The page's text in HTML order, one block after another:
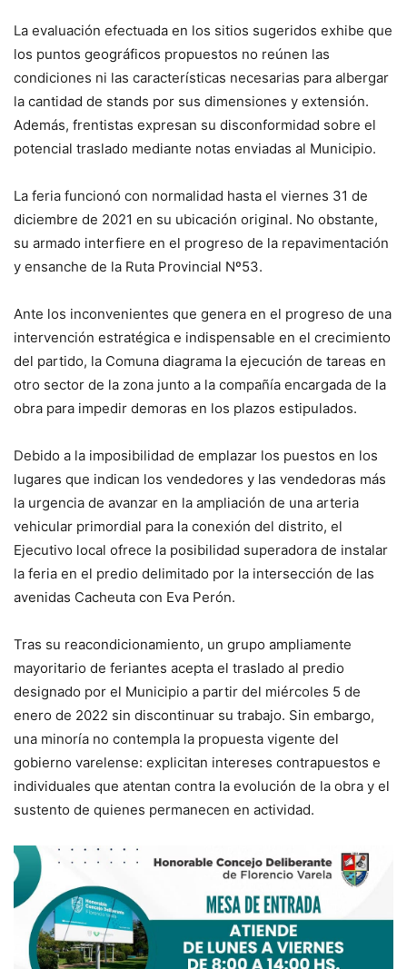
La evaluación efectuada en los sitios sugeridos exhibe que
los puntos geográficos propuestos no reúnen las
condiciones ni las características necesarias para albergar
la cantidad de stands por sus dimensiones y extensión.
Además, frentistas expresan su disconformidad sobre el
potencial traslado mediante notas enviadas al Municipio.
La feria funcionó con normalidad hasta el viernes 31 de
diciembre de 2021 en su ubicación original. No obstante,
su armado interfiere en el progreso de la repavimentación
y ensanche de la Ruta Provincial Nº53.
Ante los inconvenientes que genera en el progreso de una
intervención estratégica e indispensable en el crecimiento
del partido, la Comuna diagrama la ejecución de tareas en
otro sector de la zona junto a la compañía encargada de la
obra para impedir demoras en los plazos estipulados.
Debido a la imposibilidad de emplazar los puestos en los
lugares que indican los vendedores y las vendedoras más
la urgencia de avanzar en la ampliación de una arteria
vehicular primordial para la conexión del distrito, el
Ejecutivo local ofrece la posibilidad superadora de instalar
la feria en el predio delimitado por la intersección de las
avenidas Cacheuta con Eva Perón.
Tras su reacondicionamiento, un grupo ampliamente
mayoritario de feriantes acepta el traslado al predio
designado por el Municipio a partir del miércoles 5 de
enero de 2022 sin discontinuar su trabajo. Sin embargo,
una minoría no contempla la propuesta vigente del
gobierno varelense: explicitan intereses contrapuestos e
individuales que atentan contra la evolución de la obra y el
sustento de quienes permanecen en actividad.